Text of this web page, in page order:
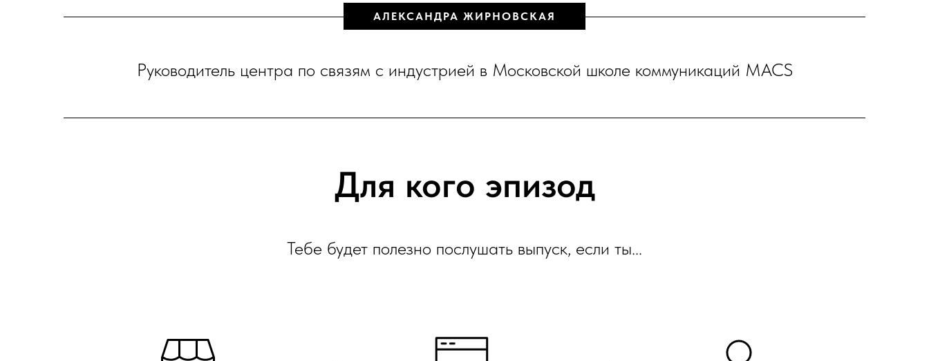
АЛЕКСАНДРА ЖИРНОВСКАЯ
Руководитель центра по связям с индустрией в Московской школе коммуникаций MACS
Для кого эпизод
Тебе будет полезно послушать выпуск, если ты...